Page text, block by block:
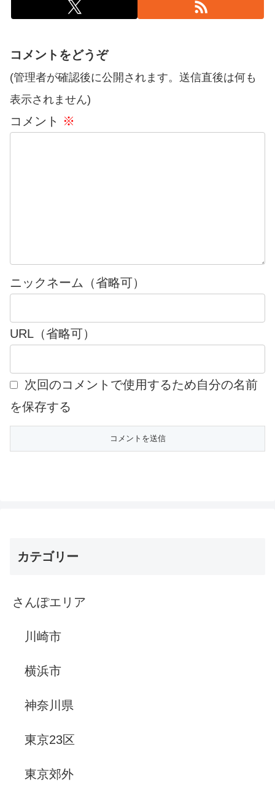
コメントをどうぞ
(管理者が確認後に公開されます。送信直後は何も
表示されません)
コメント ※
ニックネーム（省略可）
URL（省略可）
次回のコメントで使用するため自分の名前
を保存する
カテゴリー
さんぽエリア
川崎市
横浜市
神奈川県
東京23区
東京郊外